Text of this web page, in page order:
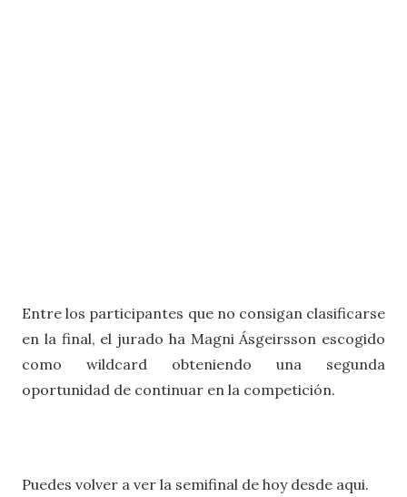
Entre los participantes que no consigan clasificarse
en la final, el jurado ha Magni Ásgeirsson escogido
como wildcard obteniendo una segunda
oportunidad de continuar en la competición.
Puedes volver a ver la semifinal de hoy desde aqui.